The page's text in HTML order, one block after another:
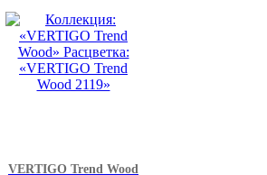
VERTIGO Trend Wood